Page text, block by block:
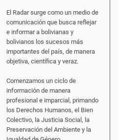
El Radar surge como un medio de
comunicación que busca reflejar
e informar a bolivianas y
bolivianos los sucesos más
importantes del país, de manera
objetiva, científica y veraz.
Comenzamos un ciclo de
información de manera
profesional e imparcial, primando
los Derechos Humanos, el Bien
Colectivo, la Justicia Social, la
Preservación del Ambiente y la